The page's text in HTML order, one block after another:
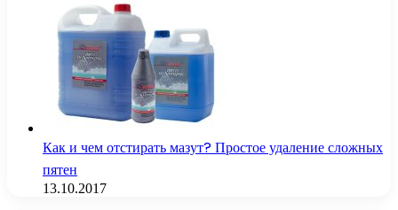
Как и чем отстирать мазут? Простое удаление сложных
пятен
13.10.2017